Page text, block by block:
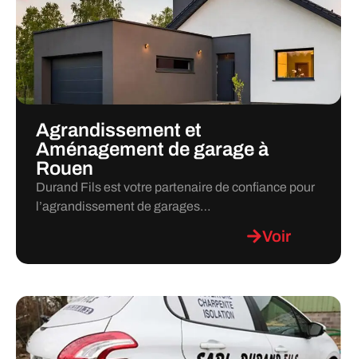
Agrandissement et
Aménagement de garage à
Rouen
Durand Fils est votre partenaire de confiance pour
l’agrandissement de garages…
Voir